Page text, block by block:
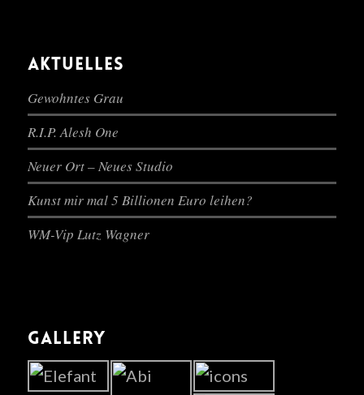
AKTUELLES
Gewohntes Grau
R.I.P. Alesh One
Neuer Ort – Neues Studio
Kunst mir mal 5 Billionen Euro leihen?
WM-Vip Lutz Wagner
GALLERY